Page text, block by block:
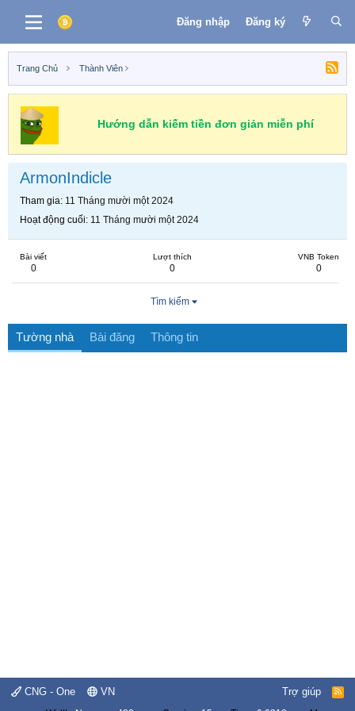
Đăng nhập Đăng ký
Trang Chủ Thành Viên
Hướng dẫn kiếm tiền đơn giản miễn phí
ArmonIndicle
Tham gia 11 Tháng mười một 2024
Hoạt động cuối 11 Tháng mười một 2024
Bài viết
0
Lượt thích
0
VNB Token
0
Tìm kiếm
Tường nhà Bài đăng Thông tin
CNG - One VN Trợ giúp
R